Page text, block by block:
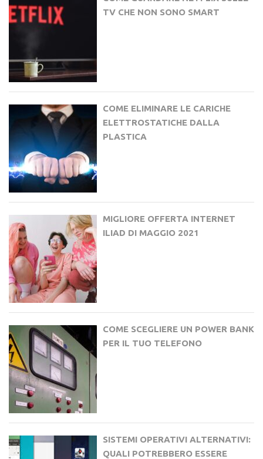
TV CHE NON SONO SMART
COME ELIMINARE LE CARICHE
ELETTROSTATICHE DALLA
PLASTICA
MIGLIORE OFFERTA INTERNET
ILIAD DI MAGGIO 2021
COME SCEGLIERE UN POWER BANK
PER IL TUO TELEFONO
SISTEMI OPERATIVI ALTERNATIVI:
QUALI POTREBBERO ESSERE